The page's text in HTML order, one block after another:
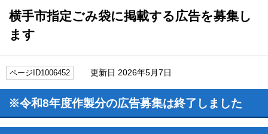
横手市指定ごみ袋に掲載する広告を募集し
ます
ページID1006452 更新日 2026年5月7日
※令和8年度作製分の広告募集は終了しました